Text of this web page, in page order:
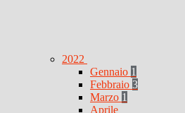
2022
Gennaio 1
Febbraio 3
Marzo 1
Aprile